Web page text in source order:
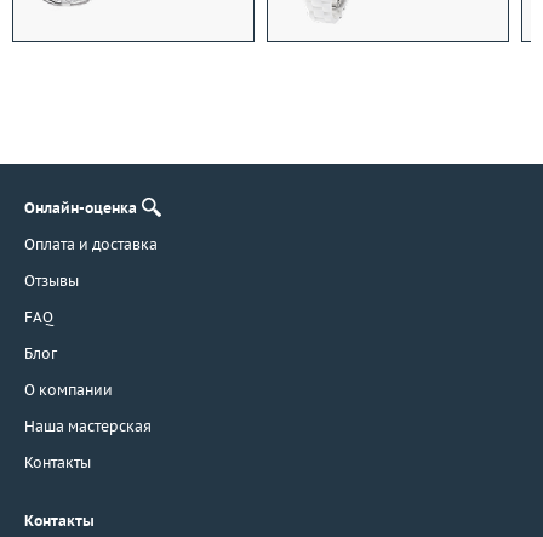
Онлайн-оценка
Оплата и доставка
Отзывы
FAQ
Блог
О компании
Наша мастерская
Контакты
Контакты